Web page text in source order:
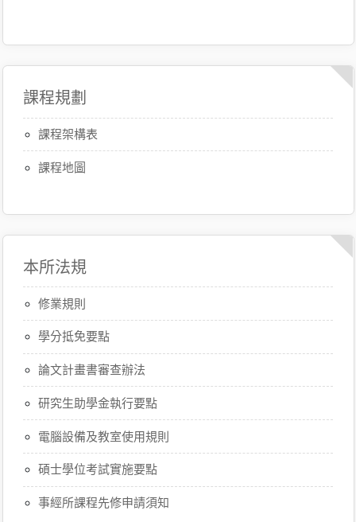
課程規劃
課程架構表
課程地圖
本所法規
修業規則
學分抵免要點
論文計畫書審查辦法
研究生助學金執行要點
電腦設備及教室使用規則
碩士學位考試實施要點
事經所課程先修申請須知